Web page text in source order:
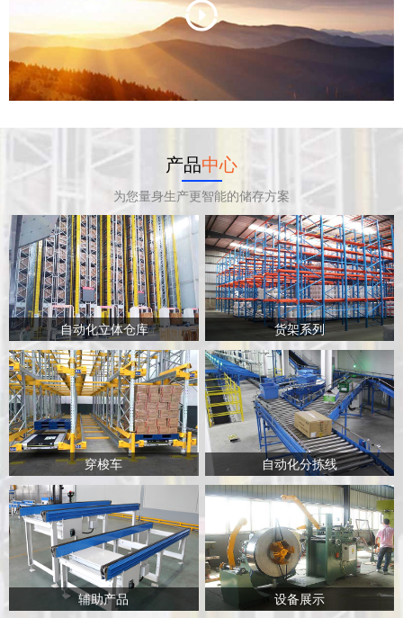
产品中心
为您量身生产更智能的储存方案
自动化立体仓库 货架系列
穿梭车 自动化分拣线
辅助产品 设备展示